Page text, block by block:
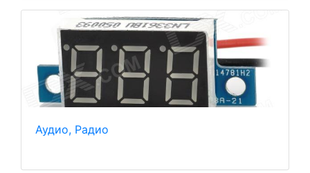
Аудио, Радио